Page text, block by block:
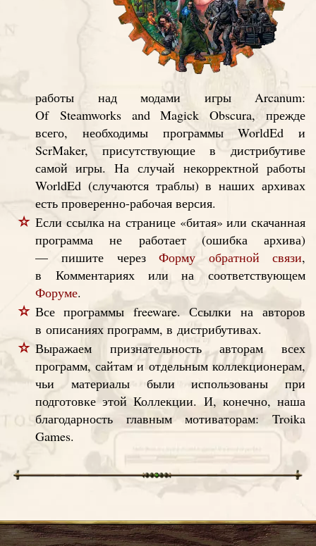
работы над модами игры Arcanum:
Of Steamworks and Magick Obscura, прежде
всего, необходимы программы WorldEd и
ScrMaker, присутствующие в дистрибутиве
самой игры. На случай некорректной работы
WorldEd (случаются траблы) в наших архивах
есть проверенно-рабочая версия.
Если ссылка на странице «битая» или скачанная
программа не работает (ошибка архива)
— пишите черезФорму обратной связи,
в Комментариях или на соответствующем
Форуме.
Все программы freeware. Ссылки на авторов
в описаниях программ, в дистрибутивах.
Выражаем признательность авторам всех
программ, сайтам и отдельным коллекционерам,
чьи материалы были использованы при
подготовке этой Коллекции. И, конечно, наша
благодарность главным мотиваторам: Troika
Games.